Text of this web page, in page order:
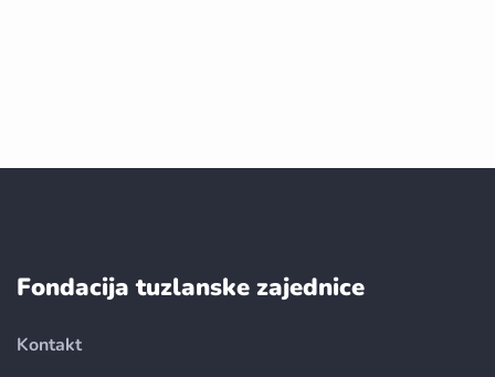
Fondacija tuzlanske zajednice
Kontakt